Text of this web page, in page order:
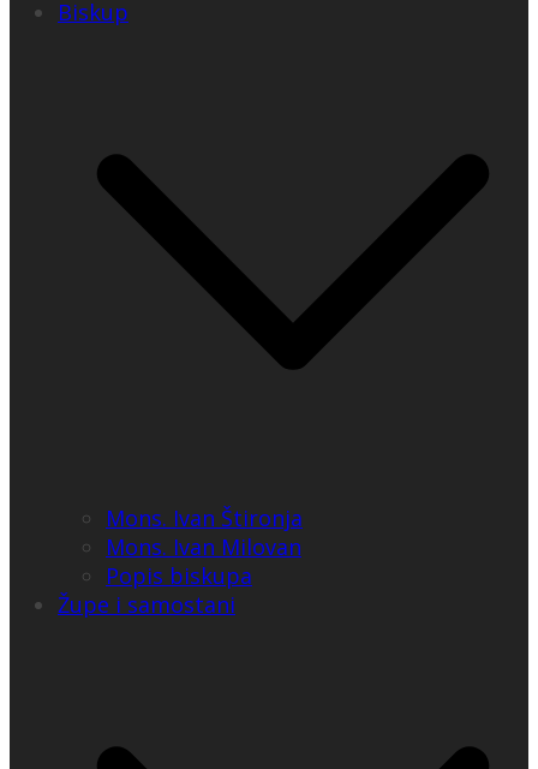
Biskup
Mons. Ivan Štironja
Mons. Ivan Milovan
Popis biskupa
Župe i samostani